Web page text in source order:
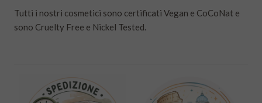
Tutti i nostri cosmetici sono certificati Vegan e CoCoNat e
sono Cruelty Free e Nickel Tested.